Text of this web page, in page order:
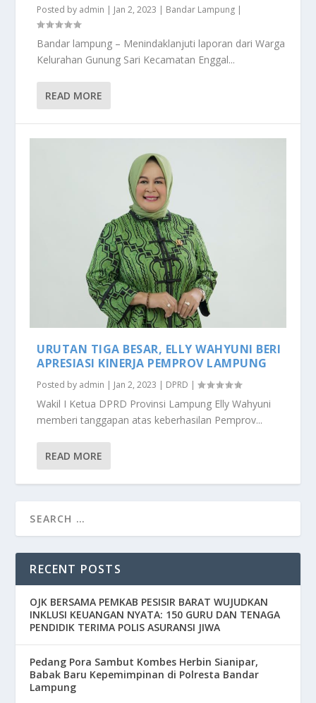
Posted by admin | Jan 2, 2023 | Bandar Lampung |
Bandar lampung – Menindaklanjuti laporan dari Warga
Kelurahan Gunung Sari Kecamatan Enggal...
READ MORE
URUTAN TIGA BESAR, ELLY WAHYUNI BERI
APRESIASI KINERJA PEMPROV LAMPUNG
Posted by admin | Jan 2, 2023 | DPRD |
Wakil I Ketua DPRD Provinsi Lampung Elly Wahyuni
memberi tanggapan atas keberhasilan Pemprov...
READ MORE
RECENT POSTS
OJK BERSAMA PEMKAB PESISIR BARAT WUJUDKAN
INKLUSI KEUANGAN NYATA: 150 GURU DAN TENAGA
PENDIDIK TERIMA POLIS ASURANSI JIWA
Pedang Pora Sambut Kombes Herbin Sianipar,
Babak Baru Kepemimpinan di Polresta Bandar
Lampung